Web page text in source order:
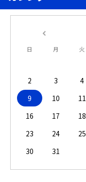
日 月 火
2
3 4
9
10 11
16
17 18
23
24 25
30
31